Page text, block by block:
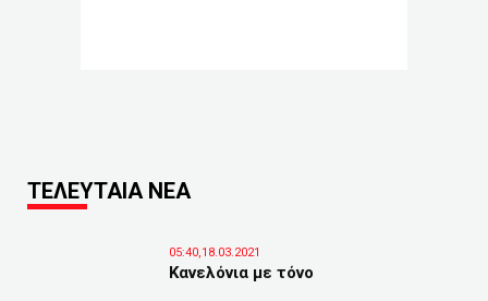
ΤΕΛΕΥΤΑΙΑ ΝΕΑ
05:40,18.03.2021
Κανελόνια με τόνο